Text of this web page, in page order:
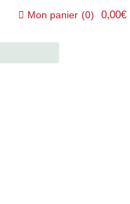
Mon panier (0) 0,00€